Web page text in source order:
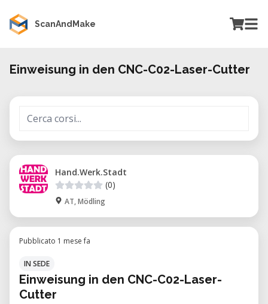
ScanAndMake
Einweisung in den CNC-C02-Laser-Cutter
Hand.Werk.Stadt
(0)
AT, Mödling
Pubblicato 1 mese fa
IN SEDE
Einweisung in den CNC-C02-Laser-
Cutter